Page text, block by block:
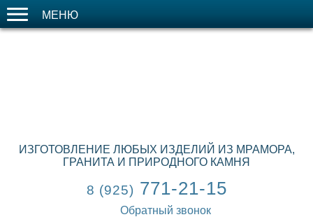
МЕНЮ
ИЗГОТОВЛЕНИЕ ЛЮБЫХ ИЗДЕЛИЙ ИЗ МРАМОРА,
ГРАНИТА И ПРИРОДНОГО КАМНЯ
8 (925) 771-21-15
Обратный звонок